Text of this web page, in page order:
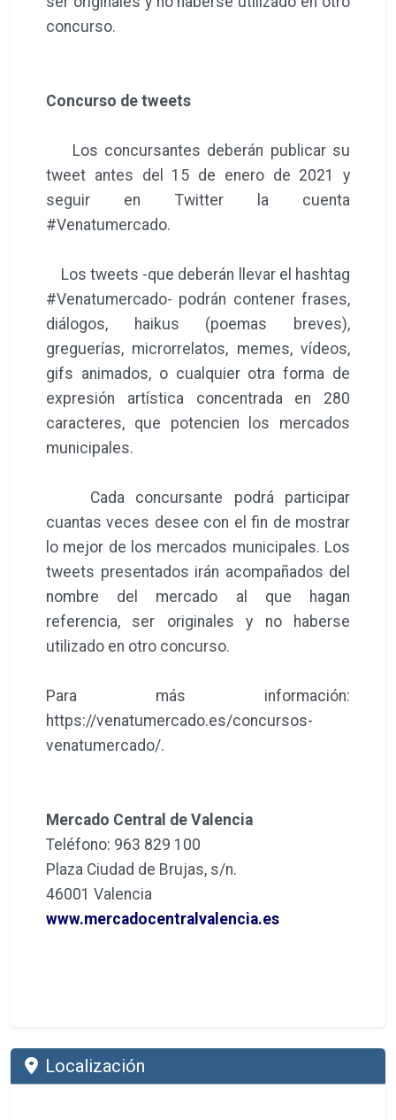
concurso.
Concurso de tweets
Los concursantes deberán publicar su
tweet antes del 15 de enero de 2021 y
seguir en Twitter la cuenta
#Venatumercado.
Los tweets -que deberán llevar el hashtag
#Venatumercado- podrán contener frases,
diálogos, haikus (poemas breves),
greguerías, microrrelatos, memes, vídeos,
gifs animados, o cualquier otra forma de
expresión artística concentrada en 280
caracteres, que potencien los mercados
municipales.
Cada concursante podrá participar
cuantas veces desee con el fin de mostrar
lo mejor de los mercados municipales. Los
tweets presentados irán acompañados del
nombre del mercado al que hagan
referencia, ser originales y no haberse
utilizado en otro concurso.
Para más información:
https://venatumercado.es/concursos-
venatumercado/.
Mercado Central de Valencia
Teléfono: 963 829 100
Plaza Ciudad de Brujas, s/n.
46001 Valencia
www.mercadocentralvalencia.es
Localización